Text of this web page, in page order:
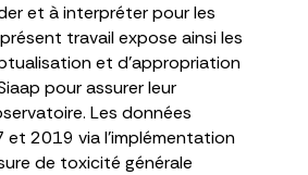
et à interpréter pour les
travail expose ainsi les
et d’appropriation
pour assurer leur
Les données
2019 via l’implémentation
de toxicité générale